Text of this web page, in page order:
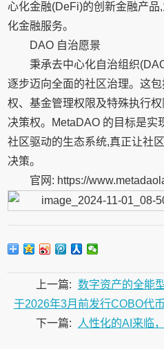
心化金融(DeFi)的创新金融产
化金融服务。
DAO 自治愿景
秉承去中心化自治组织
逐步迈向全面的社区治理。这
权、基金管理权限及特殊执行
决策权。MetaDAO 的目标是实
社区驱动的生态系统,真正让社
决策。
官网: https://
上一篇: 数字资产的全能
于2026年3月前发行COBO代币
下一篇:
人性化的AI来临